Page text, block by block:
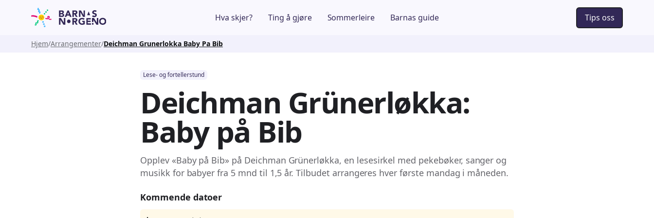
Hva skjer? Ting å gjøre Sommerleire Barnas guide Tips oss
Hjem Arrangementer Deichman Grunerlokka Baby Pa Bib
Lese- og fortellerstund
Deichman Grünerløkka:
Baby på Bib
Opplev «Baby på Bib» på Deichman Grünerløkka, en lesesirkel med pekebøker, sanger og
musikk for babyer fra 5 mnd til 1,5 år. Tilbudet arrangeres hver første mandag i måneden.
Kommende datoer